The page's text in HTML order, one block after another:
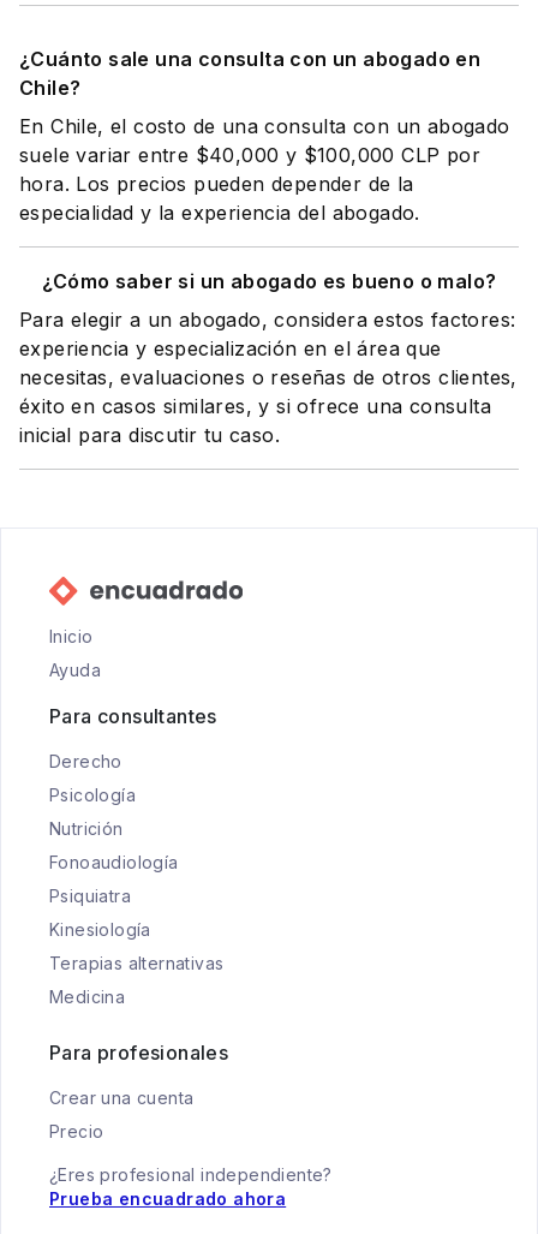
¿Cuánto sale una consulta con un abogado en
Chile?
En Chile, el costo de una consulta con un abogado
suele variar entre $40,000 y $100,000 CLP por
hora. Los precios pueden depender de la
especialidad y la experiencia del abogado.
¿Cómo saber si un abogado es bueno o malo?
Para elegir a un abogado, considera estos factores:
experiencia y especialización en el área que
necesitas, evaluaciones o reseñas de otros clientes,
éxito en casos similares, y si ofrece una consulta
inicial para discutir tu caso.
Inicio
Ayuda
Para consultantes
Derecho
Psicología
Nutrición
Fonoaudiología
Psiquiatra
Kinesiología
Terapias alternativas
Medicina
Para profesionales
Crear una cuenta
Precio
¿Eres profesional independiente?
Prueba encuadrado ahora